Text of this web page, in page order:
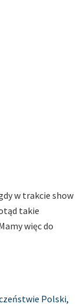
w trakcie show
takie
więc do
Polski,